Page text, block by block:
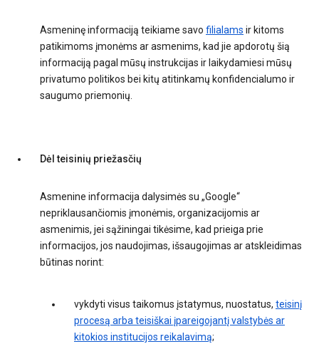
Asmeninę informaciją teikiame savo filialams ir kitoms
patikimoms įmonėms ar asmenims, kad jie apdorotų šią
informaciją pagal mūsų instrukcijas ir laikydamiesi mūsų
privatumo politikos bei kitų atitinkamų konfidencialumo ir
saugumo priemonių.
Dėl teisinių priežasčių
Asmenine informacija dalysimės su „Google“
nepriklausančiomis įmonėmis, organizacijomis ar
asmenimis, jei sąžiningai tikėsime, kad prieiga prie
informacijos, jos naudojimas, išsaugojimas ar atskleidimas
būtinas norint:
vykdyti visus taikomus įstatymus, nuostatus, teisinį
procesą arba teisiškai įpareigojantį valstybės ar
kitokios institucijos reikalavimą;